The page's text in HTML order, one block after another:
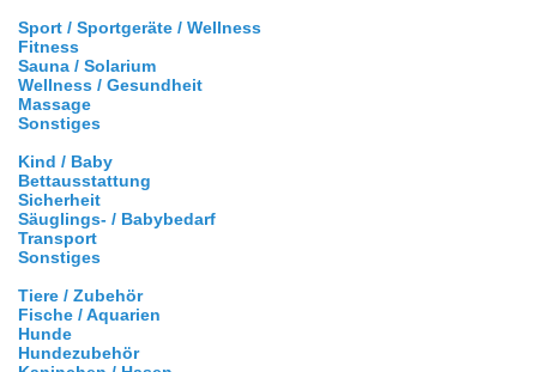
Sport / Sportgeräte / Wellness
Fitness
Sauna / Solarium
Wellness / Gesundheit
Massage
Sonstiges
Kind / Baby
Bettausstattung
Sicherheit
Säuglings- / Babybedarf
Transport
Sonstiges
Tiere / Zubehör
Fische / Aquarien
Hunde
Hundezubehör